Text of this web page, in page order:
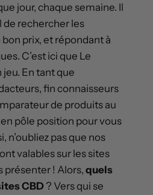
jour, chaque semaine. Il
de rechercher les
prix, et répondant à
C’est ici que Le
En tant que
fin connaisseurs
de produits au
pôle position pour vous
n’oubliez pas que nos
valables sur les sites
présenter ! Alors, quels
CBD ? Vers qui se